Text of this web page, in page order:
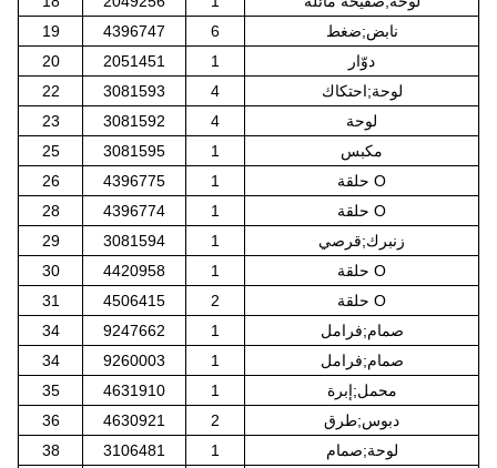
19
4396747 6
نابض;ضغط
20
2051451 1
دوّار
22
3081593 4
لوحة;احتكاك
23
3081592 4
لوحة
25
3081595 1
مكبس
26
4396775 1
حلقة O
28
4396774 1
حلقة O
29
3081594 1
زنبرك;قرصي
30
4420958 1
حلقة O
31
4506415 2
حلقة O
34
9247662 1
صمام;فرامل
34
9260003 1
صمام;فرامل
35
4631910 1
محمل;إبرة
36
4630921 2
دبوس;طرق
38
3106481 1
لوحة;صمام